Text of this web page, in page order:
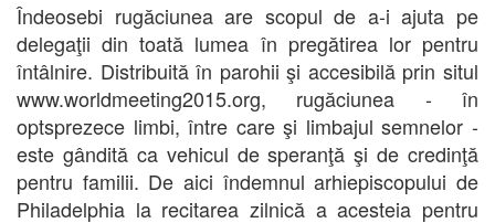
Îndeosebi rugăciunea are scopul de a-i ajuta pe
delegaţii din toată lumea în pregătirea lor pentru
întâlnire. Distribuită în parohii şi accesibilă prin situl
www.worldmeeting2015.org, rugăciunea - în
optsprezece limbi, între care şi limbajul semnelor -
este gândită ca vehicul de speranţă şi de credinţă
pentru familii. De aici îndemnul arhiepiscopului de
Philadelphia la recitarea zilnică a acesteia pentru